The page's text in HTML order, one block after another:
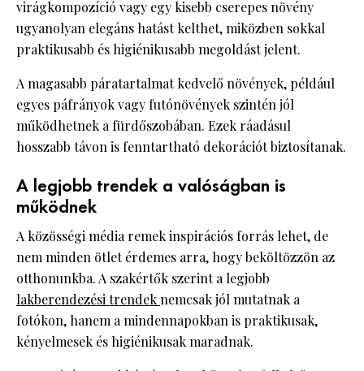
virágkompozíció vagy egy kisebb cserepes növény
ugyanolyan elegáns hatást kelthet, miközben sokkal
praktikusabb és higiénikusabb megoldást jelent.
A magasabb páratartalmat kedvelő növények, például
egyes páfrányok vagy futónövények szintén jól
működhetnek a fürdőszobában. Ezek ráadásul
hosszabb távon is fenntartható dekorációt biztosítanak.
A legjobb trendek a valóságban is
működnek
A közösségi média remek inspirációs forrás lehet, de
nem minden ötlet érdemes arra, hogy beköltözzön az
otthonunkba. A szakértők szerint a legjobb
lakberendezési trendeknemcsak jól mutatnak a
fotókon, hanem a mindennapokban is praktikusak,
kényelmesek és higiénikusak maradnak.